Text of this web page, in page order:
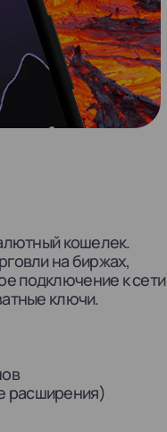
кошелек.
на биржах,
подключение к сети
ключи.
расширения)